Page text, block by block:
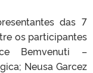
das 7
os participantes
Bemvenuti –
Neusa Garcez